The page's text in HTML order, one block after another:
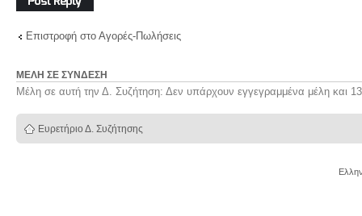
απάντησης
Επιστροφή στο Αγορές-Πωλήσεις
ΜΈΛΗ ΣΕ ΣΎΝΔΕΣΗ
Μέλη σε αυτή την Δ. Συζήτηση: Δεν υπάρχουν εγγεγραμμένα μέλη και 13
Ευρετήριο Δ. Συζήτησης